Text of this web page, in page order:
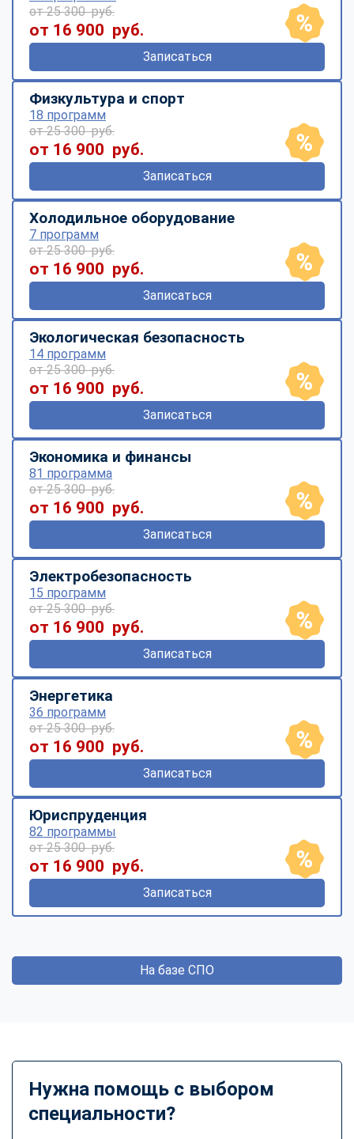
от 25 300 руб.
от 16 900 руб.
Записаться
Физкультура и спорт
18 программ
от 25 300 руб.
от 16 900 руб.
Записаться
Холодильное оборудование
7 программ
от 25 300 руб.
от 16 900 руб.
Записаться
Экологическая безопасность
14 программ
от 25 300 руб.
от 16 900 руб.
Записаться
Экономика и финансы
81 программа
от 25 300 руб.
от 16 900 руб.
Записаться
Электробезопасность
15 программ
от 25 300 руб.
от 16 900 руб.
Записаться
Энергетика
36 программ
от 25 300 руб.
от 16 900 руб.
Записаться
Юриспруденция
82 программы
от 25 300 руб.
от 16 900 руб.
Записаться
На базе СПО
Нужна помощь с выбором
специальности?